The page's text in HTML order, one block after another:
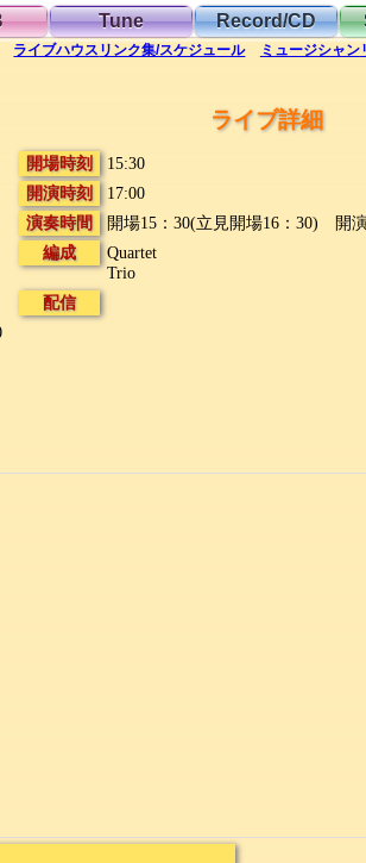
Tune Record/CD
ライブハウス リンク集/スケジュール ミュージシャン
ライブ詳細
開場時刻
15:30
開演時刻
17:00
演奏時間
開場15：30(立見開場16：30) 開
編成
Quartet
Trio
配信